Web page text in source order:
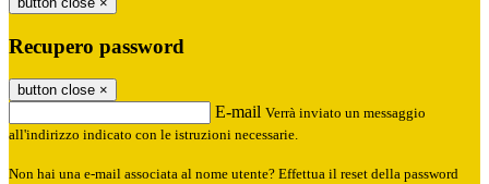
Recupero password
button close ×
E-mail Verrà inviato un messaggio
all'indirizzo indicato con le istruzioni necessarie.
Non hai una e-mail associata al nome utente? Effettua il reset della password